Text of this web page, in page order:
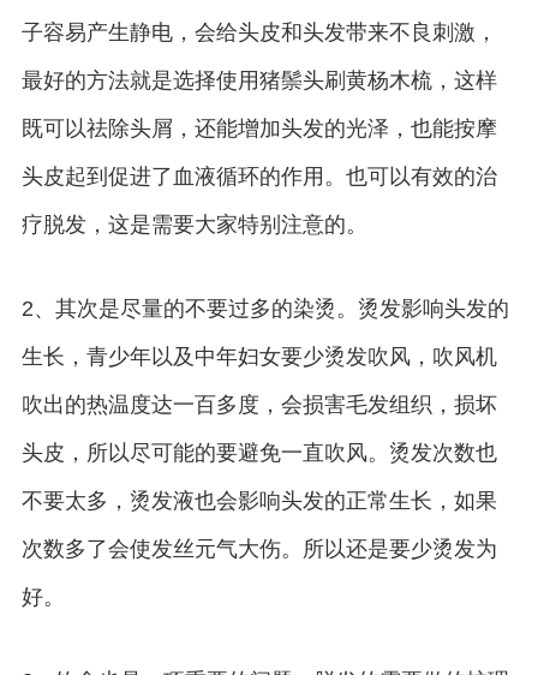
子容易产生静电，会给头皮和头发带来不良刺激，
最好的方法就是选择使用猪鬃头刷黄杨木梳，这样
既可以祛除头屑，还能增加头发的光泽，也能按摩
头皮起到促进了血液循环的作用。也可以有效的治
疗脱发，这是需要大家特别注意的。
2、其次是尽量的不要过多的染烫。烫发影响头发的
生长，青少年以及中年妇女要少烫发吹风，吹风机
吹出的热温度达一百多度，会损害毛发组织，损坏
头皮，所以尽可能的要避免一直吹风。烫发次数也
不要太多，烫发液也会影响头发的正常生长，如果
次数多了会使发丝元气大伤。所以还是要少烫发为
好。